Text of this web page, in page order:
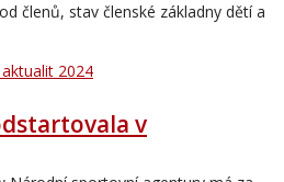
členů, stav členské základny dětí a
2024
v